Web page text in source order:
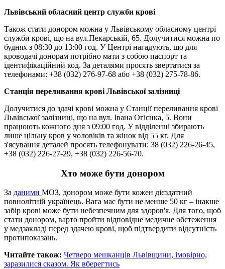
Львівський обласний центр служби крові
Також стати донором можна у Львівському обласному центрі
служби крові, що на вул.Пекарській, 65. Долучитися можна по
буднях з 08:30 до 13:00 год. У Центрі нагадують, що для
кроводачі донорам потрібно мати з собою паспорт та
ідентифікаційний код. За деталями просять звертатися за
телефонами: +38 (032) 276-97-68 або +38 (032) 275-78-86.
Станція переливання крові Львівської залізниці
Долучитися до здачі крові можна у Станції переливання крові
Львівської залізниці, що на вул. Івана Огієнка, 5. Вони
працюють кожного дня з 09:00 год. У відділенні збирають
лише цільну кров у чоловіків та жінок від 55 кг. Для
з'ясування деталей просять телефонувати: 38 (032) 226-26-45,
+38 (032) 226-27-29, +38 (032) 226-56-70.
Хто може бути донором
За даними МОЗ, донором може бути кожен дієздатний
повнолітній українець. Вага має бути не менше 50 кг – інакше
забір крові може бути небезпечним для здоров'я. Для того, щоб
стати донором, варто пройти відповідне медичне обстеження
у медзакладі перед здачею крові, щоб підтвердити відсутність
протипоказань.
Читайте також: Четверо мешканців Львівщини, імовірно,
заразилися сказом. Як вберегтись